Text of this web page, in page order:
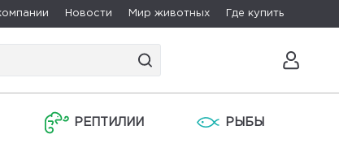
Новости Мир животных Где купить
РЕПТИЛИИ РЫБЫ